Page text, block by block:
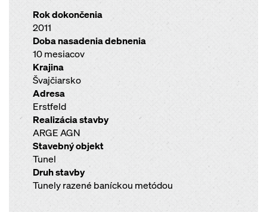
Rok dokončenia
2011
Doba nasadenia debnenia
10 mesiacov
Krajina
Švajčiarsko
Adresa
Erstfeld
Realizácia stavby
ARGE AGN
Stavebný objekt
Tunel
Druh stavby
Tunely razené baníckou metódou